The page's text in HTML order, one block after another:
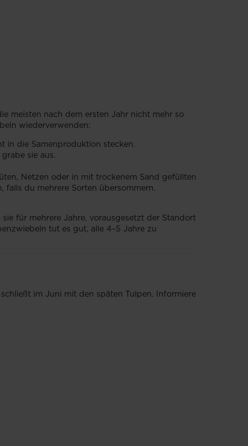
meisten nach dem ersten Jahr nicht mehr so
wiederverwenden:
in die Samenproduktion stecken.
sie aus.
Netzen oder in mit trockenem Sand gefüllten
du mehrere Sorten übersommern.
für mehrere Jahre, vorausgesetzt der Standort
tut es gut, alle 4–5 Jahre zu
im Juni mit den späten Tulpen. Informiere